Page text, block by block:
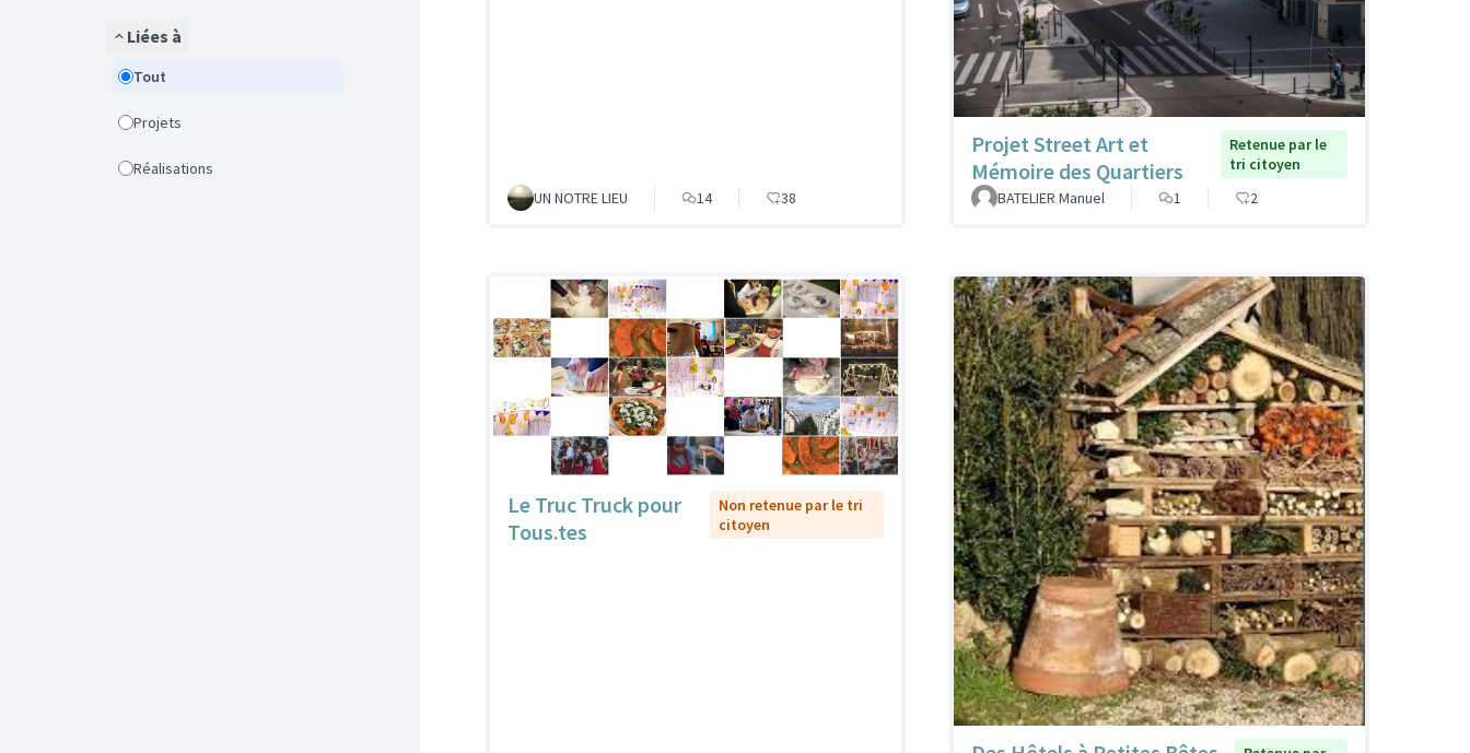
Liées à
Tout
Projets
Réalisations
UN NOTRE LIEU 14 38
Projet Street Art et
Mémoire des Quartiers
Retenue par le
tri citoyen
BATELIER Manuel
1 2
Le Truc Truck pour
Tous.tes
Non retenue par le tri
citoyen